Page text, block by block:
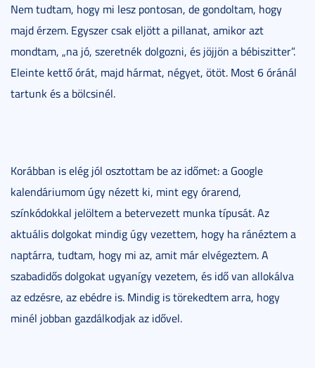
Nem tudtam, hogy mi lesz pontosan, de gondoltam, hogy
majd érzem. Egyszer csak eljött a pillanat, amikor azt
mondtam, „na jó, szeretnék dolgozni, és jöjjön a bébiszitter”.
Eleinte kettő órát, majd hármat, négyet, ötöt. Most 6 óránál
tartunk és a bölcsinél.
Korábban is elég jól osztottam be az időmet: a Google
kalendáriumom úgy nézett ki, mint egy órarend,
színkódokkal jelöltem a betervezett munka típusát. Az
aktuális dolgokat mindig úgy vezettem, hogy ha ránéztem a
naptárra, tudtam, hogy mi az, amit már elvégeztem. A
szabadidős dolgokat ugyanígy vezetem, és idő van allokálva
az edzésre, az ebédre is. Mindig is törekedtem arra, hogy
minél jobban gazdálkodjak az idővel.